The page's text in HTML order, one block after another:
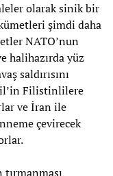
olarak sinik bir
şimdi daha
NATO’nun
halihazırda yüz
saldırısını
Filistinlilere
ve İran ile
çevirecek
tırmanması